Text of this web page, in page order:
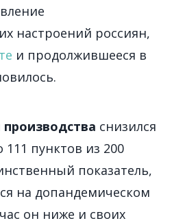
настроений россиян,
и продолжившееся в
производства снизился
111 пунктов из 200
показатель,
на допандемическом
он ниже и своих